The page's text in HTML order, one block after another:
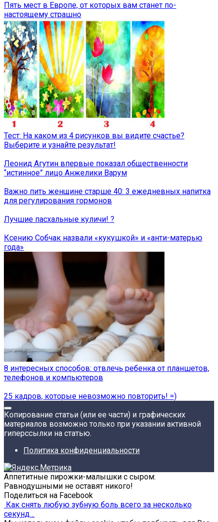
Пять мест в Европе, от которых вам станет по-
настоящему страшно
Тест: На каком из 4 рисунков вы видите счастье?
Выберите и узнайте результат!
Леонид Агутин впервые показал общественности
“истинное” лицо Анжелики Варум
Важно пить женщине старше 40: 3 ежедневных напитка
для регулирования гормонов
Лучшие пасхальные куличи! ?
Ксению Собчак назвали «кукушкой» и «анти-матерью
года»
8 интересных способов: отвлечь ребенка от планшетов,
телефонов и компьютеров
25 кадров, которые невозможно повторить! =)
Копирование статьи (или ее части) и графических
материалов возможно только при указании активной
гиперссылки на статью.
Политика конфиденциальности
Аппетитные пирожки-малышки с сыром:
Равнодушными не оставят никого!
Поделиться на Facebook
Как снять любую зубную боль всего за несколько
секунд…